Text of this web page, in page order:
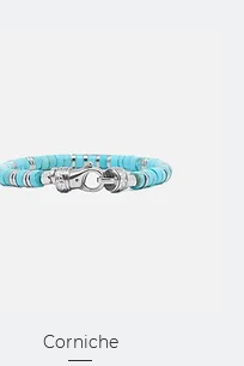
Aperçu rapide
Corniche